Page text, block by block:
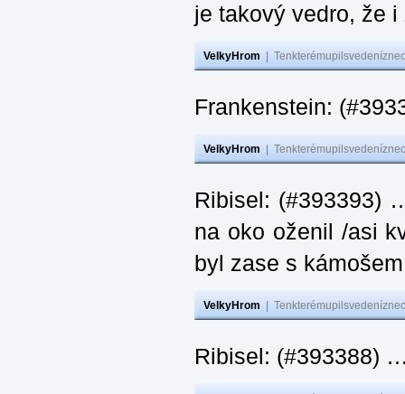
je takový vedro, že
VelkyHrom
Frankenstein:
VelkyHrom
Ribisel: (#393393)
na oko oženil /asi
byl zase s
VelkyHrom
Ribisel: (#393388)